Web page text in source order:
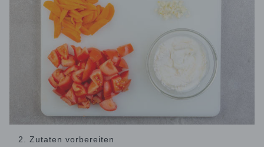
2. Zutaten vorbereiten